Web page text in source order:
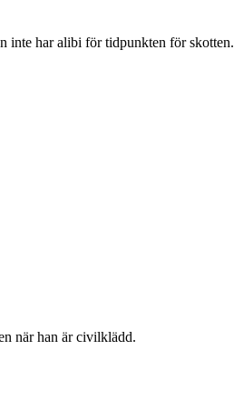
inte har alibi för tidpunkten för skotten.
när han är civilklädd.